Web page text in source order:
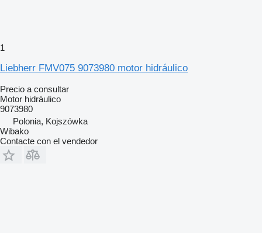
1
Liebherr FMV075 9073980 motor hidráulico
Precio a consultar
Motor hidráulico
9073980
Polonia, Kojszówka
Wibako
Contacte con el vendedor